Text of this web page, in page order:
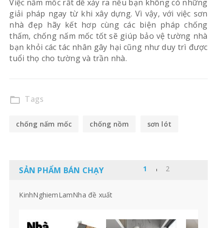
Việc nấm mốc rất dễ xảy ra nếu bạn không có những
giải pháp ngay từ khi xây dựng. Vì vậy, với việc sơn
nhà đẹp hãy kết hơp cùng các biện pháp chống
thấm, chống nấm mốc tốt sẽ giúp bảo vệ tường nhà
bạn khỏi các tác nhân gây hại cũng như duy trì được
tuổi thọ cho tường và trần nhà.
folder_open Tags
chống nấm mốc chống nồm sơn lót
SẢN PHẨM BÁN CHẠY
KinhNghiemLamNha đề xuất